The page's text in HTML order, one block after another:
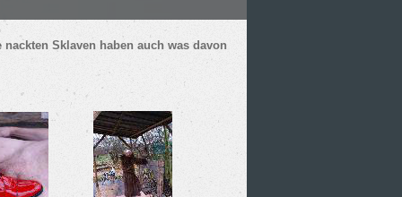
Sklaven haben auch was davon